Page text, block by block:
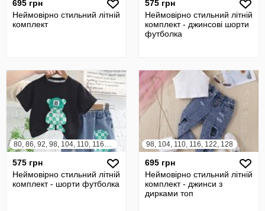
695 грн
Неймовірно стильний літній
комплект
575 грн
Неймовірно стильний літній
комплект - джинсові шорти
футболка
80, 86, 92, 98, 104, 110, 116, 122
575 грн
Неймовірно стильний літній
комплект - шорти футболка
98, 104, 110, 116, 122, 128
695 грн
Неймовірно стильний літній
комплект - джинси з
дирками топ